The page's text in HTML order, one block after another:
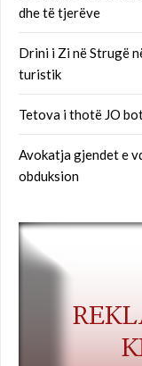
dhe të tjerëve
Drini i Zi në Strugë
turistik
Tetova i thotë JO
Avokatja gjendet e
obduksion